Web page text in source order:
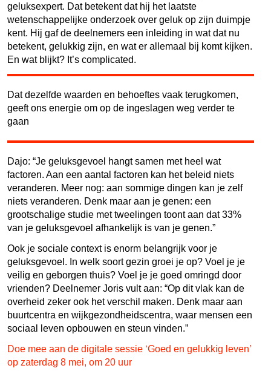
geluksexpert. Dat betekent dat hij het laatste
wetenschappelijke onderzoek over geluk op zijn duimpje
kent. Hij gaf de deelnemers een inleiding in wat dat nu
betekent, gelukkig zijn, en wat er allemaal bij komt kijken.
En wat blijkt? It’s complicated.
Dat dezelfde waarden en behoeftes vaak terugkomen,
geeft ons energie om op de ingeslagen weg verder te
gaan
Dajo: “Je geluksgevoel hangt samen met heel wat
factoren. Aan een aantal factoren kan het beleid niets
veranderen. Meer nog: aan sommige dingen kan je zelf
niets veranderen. Denk maar aan je genen: een
grootschalige studie met tweelingen toont aan dat 33%
van je geluksgevoel afhankelijk is van je genen.”
Ook je sociale context is enorm belangrijk voor je
geluksgevoel. In welk soort gezin groei je op? Voel je je
veilig en geborgen thuis? Voel je je goed omringd door
vrienden? Deelnemer Joris vult aan: “Op dit vlak kan de
overheid zeker ook het verschil maken. Denk maar aan
buurtcentra en wijkgezondheidscentra, waar mensen een
sociaal leven opbouwen en steun vinden.”
Doe mee aan de digitale sessie ‘Goed en gelukkig leven’
op zaterdag 8 mei, om 20 uur